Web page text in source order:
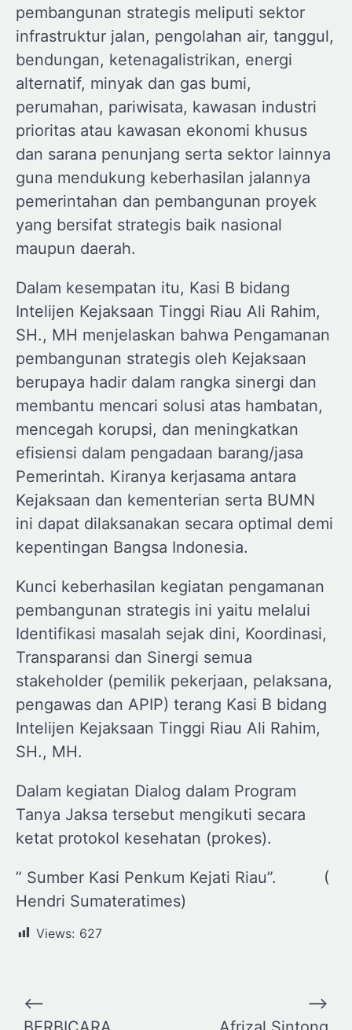
pembangunan strategis meliputi sektor
infrastruktur jalan, pengolahan air, tanggul,
bendungan, ketenagalistrikan, energi
alternatif, minyak dan gas bumi,
perumahan, pariwisata, kawasan industri
prioritas atau kawasan ekonomi khusus
dan sarana penunjang serta sektor lainnya
guna mendukung keberhasilan jalannya
pemerintahan dan pembangunan proyek
yang bersifat strategis baik nasional
maupun daerah.
Dalam kesempatan itu, Kasi B bidang
Intelijen Kejaksaan Tinggi Riau Ali Rahim,
SH., MH menjelaskan bahwa Pengamanan
pembangunan strategis oleh Kejaksaan
berupaya hadir dalam rangka sinergi dan
membantu mencari solusi atas hambatan,
mencegah korupsi, dan meningkatkan
efisiensi dalam pengadaan barang/jasa
Pemerintah. Kiranya kerjasama antara
Kejaksaan dan kementerian serta BUMN
ini dapat dilaksanakan secara optimal demi
kepentingan Bangsa Indonesia.
Kunci keberhasilan kegiatan pengamanan
pembangunan strategis ini yaitu melalui
Identifikasi masalah sejak dini, Koordinasi,
Transparansi dan Sinergi semua
stakeholder (pemilik pekerjaan, pelaksana,
pengawas dan APIP) terang Kasi B bidang
Intelijen Kejaksaan Tinggi Riau Ali Rahim,
SH., MH.
Dalam kegiatan Dialog dalam Program
Tanya Jaksa tersebut mengikuti secara
ketat protokol kesehatan (prokes).
” Sumber Kasi Penkum Kejati Riau”. (
Hendri Sumateratimes)
Views: 627
Navigasi
⟵
⟶